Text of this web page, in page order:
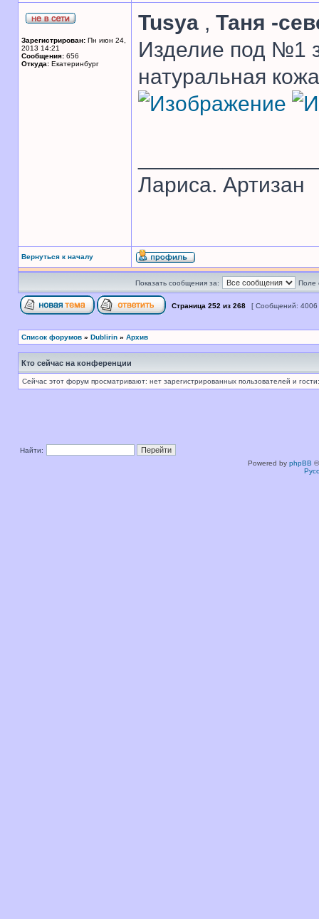
Зарегистрирован: Пн июн 24,
2013 14:21
Сообщения: 656
Откуда: Екатеринбург
Tusya , Таня -
Изделие под №1
натуральная
Лариса. Артизан
Вернуться к началу
Показать сообщения за: Поле
Страница 252 из 268 [ Сообщений:
Список форумов » Dublirin » Архив
Кто сейчас на конференции
Сейчас этот форум просматривают: нет зарегистрированных пользователей и
Найти:
Powered by phpBB